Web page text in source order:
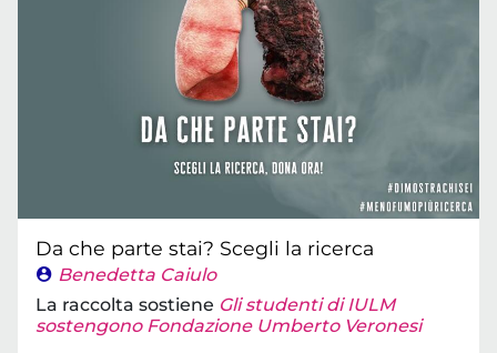
Da che parte stai? Scegli la ricerca
Benedetta Caiulo
La raccolta sostiene Gli studenti di IULM
sostengono Fondazione Umberto Veronesi